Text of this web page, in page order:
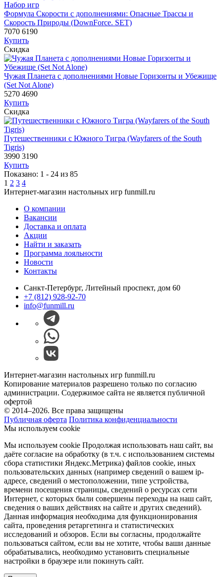
Набор игр
Формула Скорости с дополнениями: Опасные Трассы и
Скорость Природы (DownForce. SET)
7070 6190
Купить
Скидка
Чужая Планета с дополнениями Новые Горизонты и Убежище
(Set Not Alone)
5270 4690
Купить
Скидка
Путешественники с Южного Тигра (Wayfarers of the South
Tigris)
3990 3190
Купить
Показано: 1 - 24 из 85
1 2 3 4
Интернет-магазин настольных игр funmill.ru
О компании
Вакансии
Доставка и оплата
Акции
Найти и заказать
Программа лояльности
Новости
Контакты
Санкт-Петербург, Литейный проспект, дом 60
+7 (812) 928-92-70
info@funmill.ru
Интернет-магазин настольных игр funmill.ru
Копирование материалов разрешено только по согласию
администрации. Содержимое сайта не является публичной
офертой
© 2014–2026. Все права защищены
Публичная оферта Политика конфиденциальности
Мы используем cookie
Мы используем cookie Продолжая использовать наш cайт, вы
даёте согласие на обработку (в т.ч. с использованием системы
сбора статистики Яндекс.Метрика) файлов cookie, иных
пользовательских данных (например сведений о вашем ip-
адресе, сведений о местоположении, типе устройства,
времени посещения страницы, сведений о ресурсах сети
Интернет, с которых были совершены переходы на наш сайт,
сведения о ваших действиях на сайте и других сведений).
Данная информация необходима для функционирования
сайта, проведения ретаргетинга и статистических
исследований и обзоров. Если вы согласны, продолжайте
пользоваться сайтом, если вы не хотите, чтобы ваши данные
обрабатывались, необходимо установить специальные
настройки в браузере или покинуть сайт.